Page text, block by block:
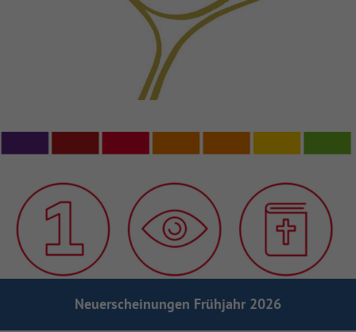
Neuerscheinungen Frühjahr 2026